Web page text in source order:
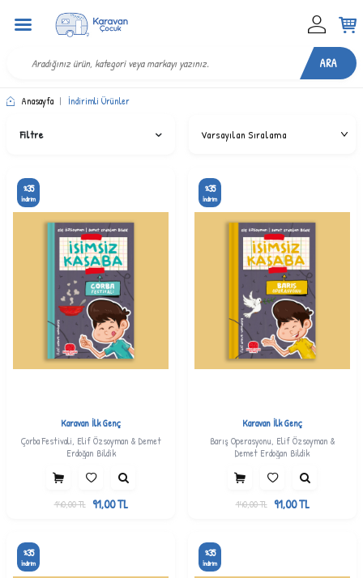
ARA
Anasayfa | İndirimli Ürünler
Filtre
%35
İndirim
Karavan İlk Genç
Çorba Festivali, Elif Özsoyman & Demet
Erdoğan Bildik
140,00TL 91,00TL
%35
İndirim
Karavan İlk Genç
Barış Operasyonu, Elif Özsoyman &
Demet Erdoğan Bildik
140,00TL 91,00TL
%35
İndirim
%35
İndirim